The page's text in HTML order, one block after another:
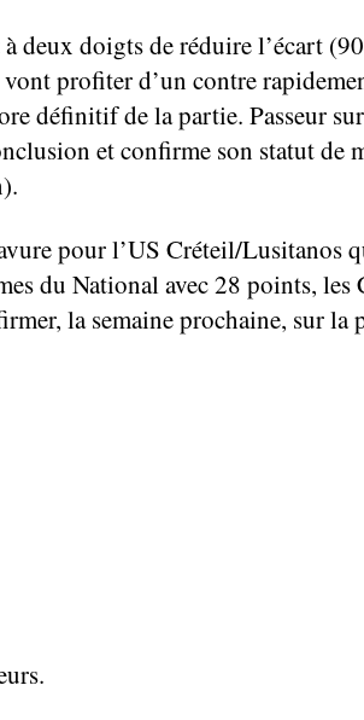
deux doigts de réduire l’écart
profiter d’un contre
définitif de la partie. Passeur
et confirme son statut de
pour l’US Créteil/Lusitanos
du National avec 28 points, les
la semaine prochaine, sur la